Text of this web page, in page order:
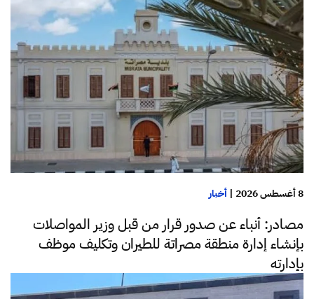
8 أغسطس 2026 | أخبار
مصادر: أنباء عن صدور قرار من قبل وزير المواصلات
بإنشاء إدارة منطقة مصراتة للطيران وتكليف موظف
بإدارته